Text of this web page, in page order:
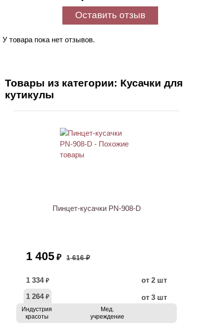
Оставить отзыв
У товара пока нет отзывов.
Товары из категории: Кусачки для
кутикулы
Пинцет-кусачки PN-908-D
1 405 ₽ 1 616 ₽
1 334 ₽
от 2 шт
1 264 ₽ от 3 шт
Индустрия
красоты
Мед.
учреждение